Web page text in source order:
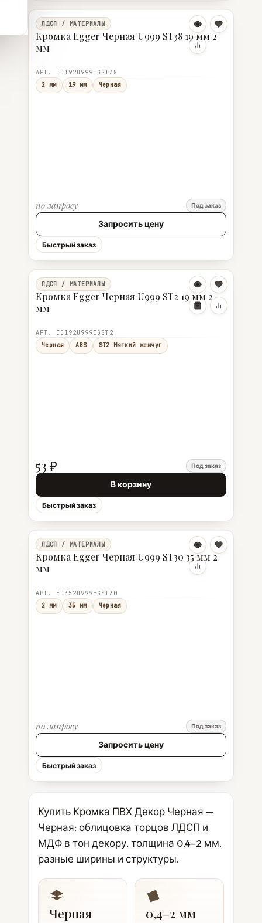
ЛДСП / МАТЕРИАЛЫ
Кромка Egger Черная U999 ST38 19 мм 2
мм
АРТ. ED192U999EGST38
2 мм
19 мм Черная
по запросу Под заказ
Запросить цену
Быстрый заказ
ЛДСП / МАТЕРИАЛЫ
Кромка Egger Черная U999 ST2 19 мм 2
мм
АРТ. ED192U999EGST2
Черная
ABS ST2 Мягкий жемчуг
53 ₽ Под заказ
В корзину
Быстрый заказ
ЛДСП / МАТЕРИАЛЫ
Кромка Egger Черная U999 ST30 35 мм 2
мм
АРТ. ED352U999EGST30
2 мм
35 мм Черная
по запросу Под заказ
Запросить цену
Быстрый заказ
Купить Кромка ПВХ Декор Черная —
Черная: облицовка торцов ЛДСП и
МДФ в тон декору, толщина 0,4–2 мм,
разные ширины и структуры.
Черная 0,4–2 мм